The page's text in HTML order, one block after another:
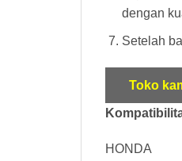
dengan
Setelah
Toko
HONDA